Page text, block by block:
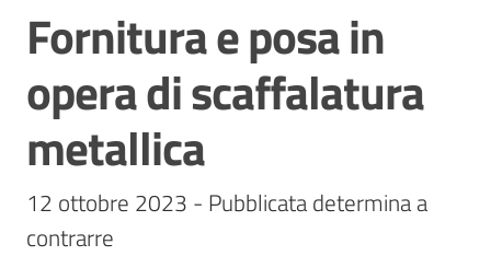
Stazioni
appaltanti
Contatti
Salta al contenuto
Fornitura e posa in
opera di scaffalatura
metallica
12 ottobre 2023 - Pubblicata determina a
contrarre